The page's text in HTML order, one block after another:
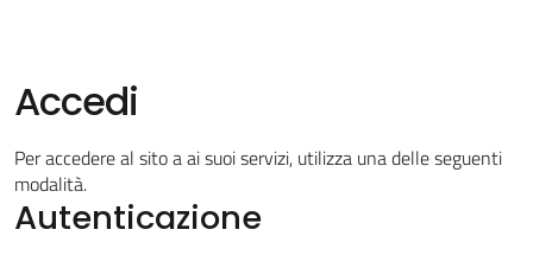
Vivere
Casalfiumanese
Accedi
Per accedere al sito a ai suoi servizi, utilizza una delle seguenti
modalità.
Autenticazione